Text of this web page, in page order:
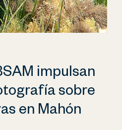
impulsan
sobre
en Mahón